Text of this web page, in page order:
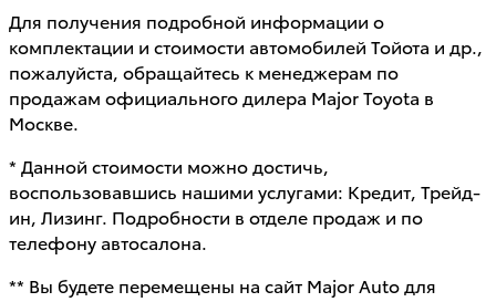
Для получения подробной информации о
комплектации и стоимости автомобилей Тойота и др.,
пожалуйста, обращайтесь к менеджерам по
продажам официального дилера Major Toyota в
Москве.
* Данной стоимости можно достичь,
воспользовавшись нашими услугами: Кредит, Трейд-
ин, Лизинг. Подробности в отделе продаж и по
телефону автосалона.
** Вы будете перемещены на сайт Major Auto для